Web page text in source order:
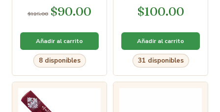
$125.00 $90.00
Añadir al carrito
8 disponibles
$100.00
Añadir al carrito
31 disponibles